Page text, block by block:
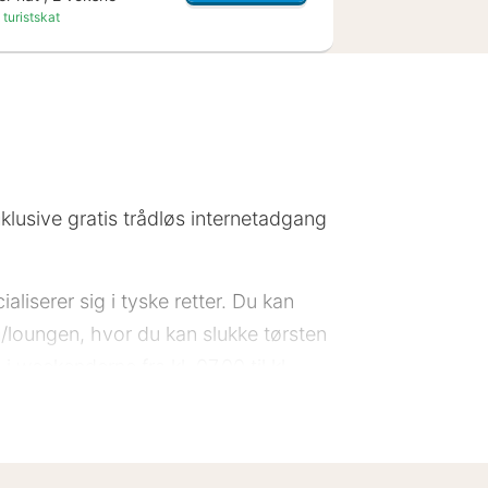
turistskat
gratis trådløs internetadgang
sig i tyske retter. Du kan
hvor du kan slukke tørsten